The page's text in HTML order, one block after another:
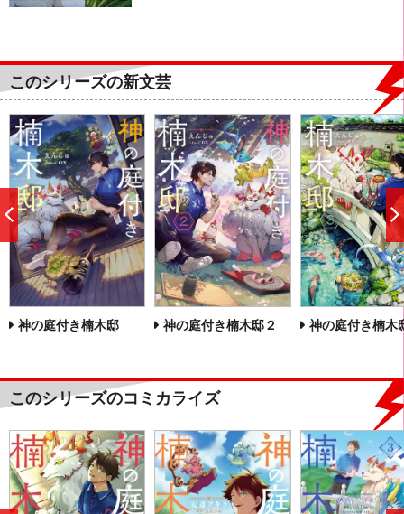
このシリーズの新文芸
神の庭付き楠木邸 神の庭付き楠木邸２ 神の庭付き楠木
前
へ
このシリーズのコミカライズ